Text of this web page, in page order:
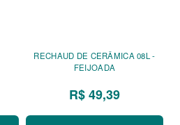
RECHAUD DE CERÂMICA 08L -
FEIJOADA
R$ 49,39